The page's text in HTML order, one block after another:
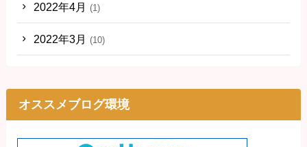
2022年4月 (1)
2022年3月 (10)
オススメブログ環境